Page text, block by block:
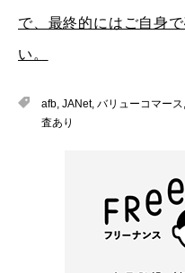
で、最終的にはご自身
い。
afb JANet, バリューコマース
査あり